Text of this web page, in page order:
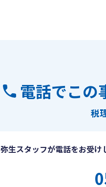
電話でこの
税
弥生スタッフが電話をお受け